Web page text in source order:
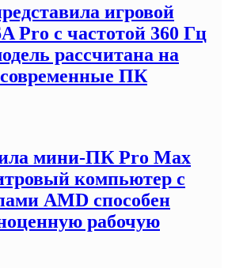
игровой
Pro с частотой 360 Гц
рассчитана на
ПК
мини-ПК Pro Max
компьютер с
AMD способен
рабочую